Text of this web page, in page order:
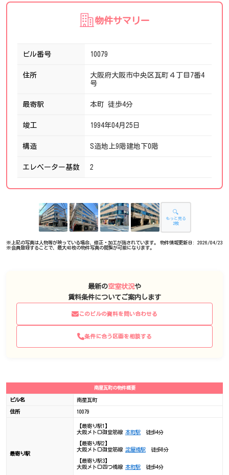
物件サマリー
ビル番号 10079
住所
大阪府大阪市中央区瓦町４丁目7番4
号
最寄駅 本町 徒歩4分
竣工 1994年04月25日
構造 S造地上9階建地下0階
エレベーター基数 2
🔍
もっと見る
2枚
※上記の写真は人物等が映っている場合、修正・加工が施されています。
※会員登録することで、最大40枚の物件写真の閲覧が可能になります。
物件情報更新日: 2026/04/23
最新の空室状況や
賃料条件についてご案内します
このビルの資料を問い合わせる
条件に合う区画を相談する
南星瓦町の物件概要
ビル名 南星瓦町
住所 10079
最寄り駅
【最寄り駅1】
大阪メトロ御堂筋線 本町駅徒歩4分
【最寄り駅2】
大阪メトロ御堂筋線 淀屋橋駅徒歩8分
【最寄り駅3】
大阪メトロ四つ橋線 本町駅徒歩4分